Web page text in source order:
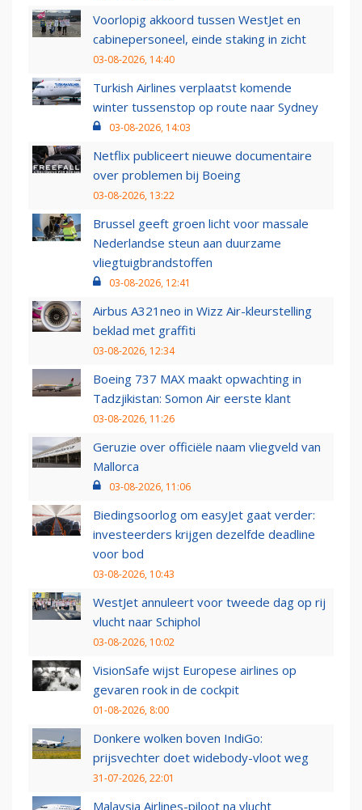
Voorlopig akkoord tussen WestJet en
cabinepersoneel, einde staking in zicht
03-08-2026, 14:40
Turkish Airlines verplaatst komende
winter tussenstop op route naar Sydney
03-08-2026, 14:03
Netflix publiceert nieuwe documentaire
over problemen bij Boeing
03-08-2026, 13:22
Brussel geeft groen licht voor massale
Nederlandse steun aan duurzame
vliegtuigbrandstoffen
03-08-2026, 12:41
Airbus A321neo in Wizz Air-kleurstelling
beklad met graffiti
03-08-2026, 12:34
Boeing 737 MAX maakt opwachting in
Tadzjikistan: Somon Air eerste klant
03-08-2026, 11:26
Geruzie over officiële naam vliegveld van
Mallorca
03-08-2026, 11:06
Biedingsoorlog om easyJet gaat verder:
investeerders krijgen dezelfde deadline
voor bod
03-08-2026, 10:43
WestJet annuleert voor tweede dag op rij
vlucht naar Schiphol
03-08-2026, 10:02
VisionSafe wijst Europese airlines op
gevaren rook in de cockpit
01-08-2026, 8:00
Donkere wolken boven IndiGo:
prijsvechter doet widebody-vloot weg
31-07-2026, 22:01
Malaysia Airlines-piloot na vlucht